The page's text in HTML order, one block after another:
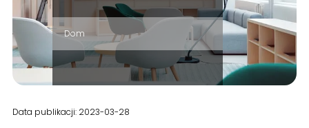
Dom
Data publikacji: 2023-03-28